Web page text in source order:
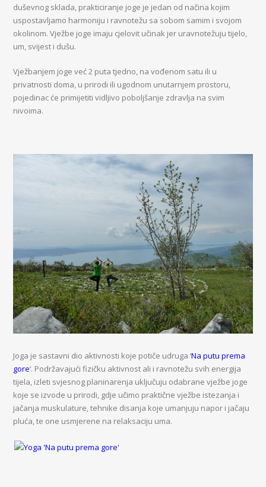
duševnog sklada, prakticiranje joge je jedan od načina kojim
uspostavljamo harmoniju i ravnotežu sa sobom samim i svojom
okolinom. Vježbe joge imaju cjelovit učinak jer uravnotežuju tijelo,
um, svijest i dušu.
Vježbanjem joge već 2 puta tjedno, na vođenom satu ili u
privatnosti doma, u prirodi ili ugodnom unutarnjem prostoru,
pojedinac će primijetiti vidljivo poboljšanje zdravlja na svim
nivoima.
Joga je sastavni dio aktivnosti koje potiče udruga ‘Na putu prema
gore‘. Podržavajući fizičku aktivnost ali i ravnotežu svih energija
tijela, izleti svjesnog planinarenja uključuju odabrane vježbe joge
koje se izvode u prirodi, gdje učimo praktične vježbe istezanja i
jačanja muskulature, tehnike disanja koje umanjuju napor i jačaju
pluća, te one usmjerene na relaksaciju uma.